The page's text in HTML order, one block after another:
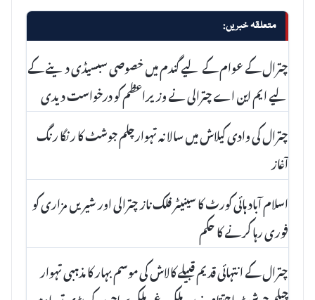
متعلقہ خبریں:
چترال کے عوام کے لیے گندم میں خصوصی سبسیڈی دینے کے
لیے ایم این اے چترالی نے وزیراعظم کو درخواست دیدی
چترال کی وادی کیلاش میں سالانہ تہوارچلم جوشٹ کا رنگا رنگ
آغاز
اسلام آباد ہائی کورٹ کا سینیٹر فلک ناز چترالی اور شیریں مزاری کو
فوری رہا کرنے کا حکم
چترال کے انتہائی قدیم قبیلے کالاش کی موسم بہار کا مذہبی تہوار